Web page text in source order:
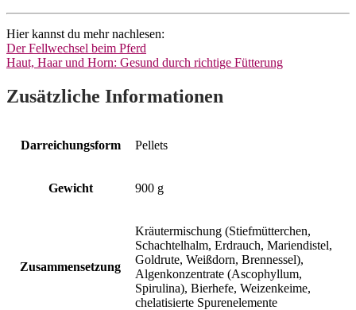
Hier kannst du mehr nachlesen:
Der Fellwechsel beim Pferd
Haut, Haar und Horn: Gesund durch richtige Fütterung
Zusätzliche Informationen
Darreichungsform Pellets
Gewicht 900 g
Zusammensetzung
Kräutermischung (Stiefmütterchen,
Schachtelhalm, Erdrauch, Mariendistel,
Goldrute, Weißdorn, Brennessel),
Algenkonzentrate (Ascophyllum,
Spirulina), Bierhefe, Weizenkeime,
chelatisierte Spurenelemente